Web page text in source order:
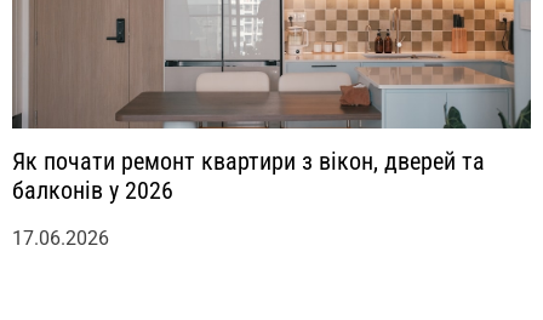
Як почати ремонт квартири з вікон, дверей та
балконів у 2026
17.06.2026